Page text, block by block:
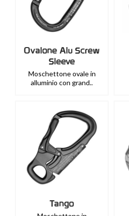
Ovalone Alu Screw
Sleeve
Moschettone ovale in
alluminio con grand..
Tango